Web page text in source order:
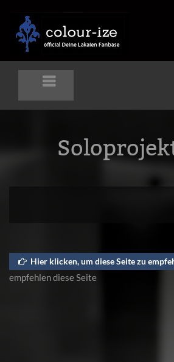
Hier klicken, um diese Seite zu
empfehlen diese Seite